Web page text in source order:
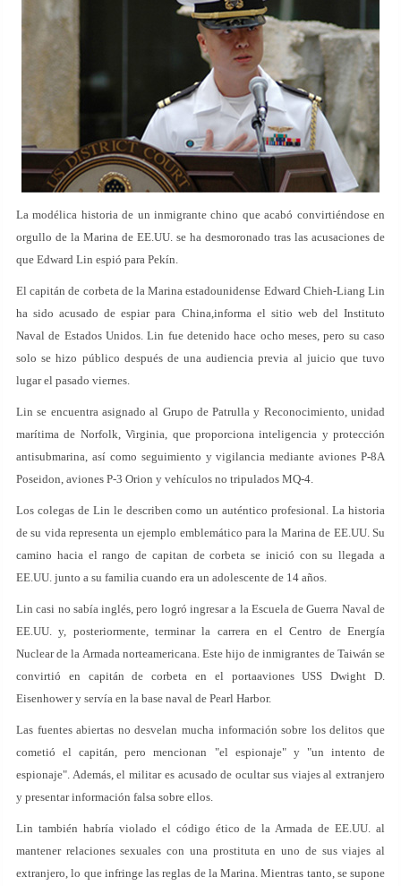
La modélica historia de un inmigrante chino que acabó convirtiéndose en
orgullo de la Marina de EE.UU. se ha desmoronado tras las acusaciones de
que Edward Lin espió para Pekín.
El capitán de corbeta de la Marina estadounidense Edward Chieh-Liang Lin
ha sido acusado de espiar para China,informa el sitio web del Instituto
Naval de Estados Unidos. Lin fue detenido hace ocho meses, pero su caso
solo se hizo público después de una audiencia previa al juicio que tuvo
lugar el pasado viernes.
Lin se encuentra asignado al Grupo de Patrulla y Reconocimiento, unidad
marítima de Norfolk, Virginia, que proporciona inteligencia y protección
antisubmarina, así como seguimiento y vigilancia mediante aviones P-8A
Poseidon, aviones P-3 Orion y vehículos no tripulados MQ-4.
Los colegas de Lin le describen como un auténtico profesional. La historia
de su vida representa un ejemplo emblemático para la Marina de EE.UU. Su
camino hacia el rango de capitan de corbeta se inició con su llegada a
EE.UU. junto a su familia cuando era un adolescente de 14 años.
Lin casi no sabía inglés, pero logró ingresar a la Escuela de Guerra Naval de
EE.UU. y, posteriormente, terminar la carrera en el Centro de Energía
Nuclear de la Armada norteamericana. Este hijo de inmigrantes de Taiwán se
convirtió en capitán de corbeta en el portaaviones USS Dwight D.
Eisenhower y servía en la base naval de Pearl Harbor.
Las fuentes abiertas no desvelan mucha información sobre los delitos que
cometió el capitán, pero mencionan "el espionaje" y "un intento de
espionaje". Además, el militar es acusado de ocultar sus viajes al extranjero
y presentar información falsa sobre ellos.
Lin también habría violado el código ético de la Armada de EE.UU. al
mantener relaciones sexuales con una prostituta en uno de sus viajes al
extranjero, lo que infringe las reglas de la Marina. Mientras tanto, se supone